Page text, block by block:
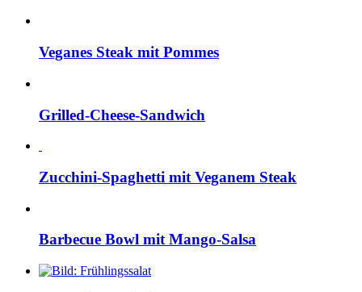
Veganes Steak mit Pommes
Grilled-Cheese-Sandwich
Zucchini-Spaghetti mit Veganem Steak
Barbecue Bowl mit Mango-Salsa